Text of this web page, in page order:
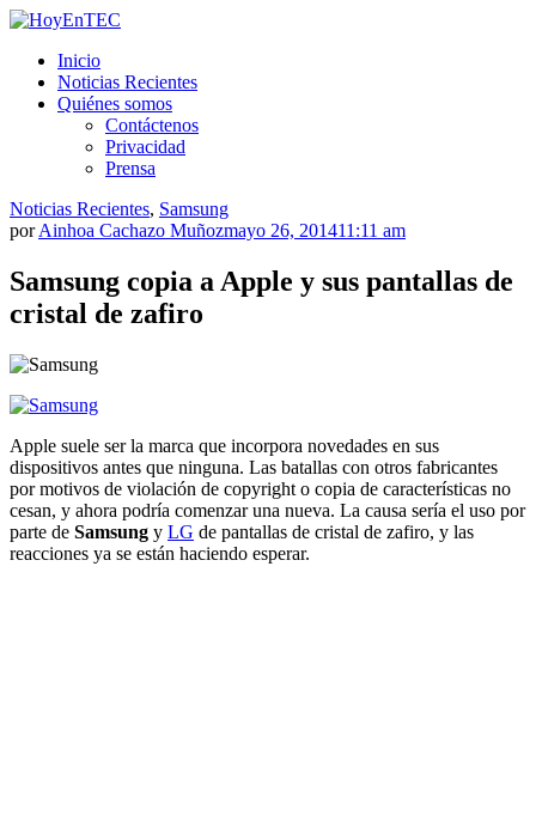
Saltar
contenido.
Inicio
Noticias Recientes
Quiénes somos
Contáctenos
Privacidad
Prensa
Noticias Recientes, Samsung
porAinhoa Cachazo Muñozmayo 26, 201411:11 am
Samsung copia a Apple y sus pantallas de
cristal de zafiro
Apple suele ser la marca que incorpora novedades en sus
dispositivos antes que ninguna. Las batallas con otros fabricantes
por motivos de violación de copyright o copia de características no
cesan, y ahora podría comenzar una nueva. La causa sería el uso por
parte de Samsung y LG de pantallas de cristal de zafiro, y las
reacciones ya se están haciendo esperar.